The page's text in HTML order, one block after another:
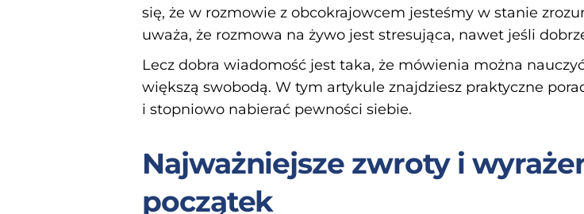
się, że w rozmowie z obcokrajowcem jesteśmy w stanie
uważa, że rozmowa na żywo jest stresująca, nawet jeśli
Lecz dobra wiadomość jest taka, że mówienia można
większą swobodą. W tym artykule znajdziesz praktyczne
i stopniowo nabierać pewności siebie.
Najważniejsze zwroty i
początek